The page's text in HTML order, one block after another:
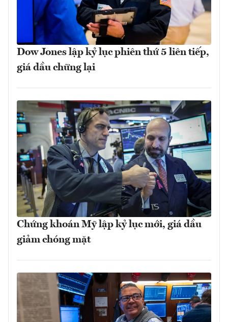
Dow Jones lập kỷ lục phiên thứ 5 liên tiếp,
giá dầu chững lại
Chứng khoán Mỹ lập kỷ lục mới, giá dầu
giảm chóng mặt